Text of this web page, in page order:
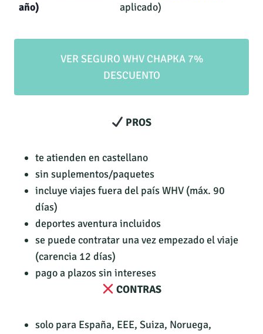
año)
aplicado)
VER SEGURO WHV CHAPKA 7%
DESCUENTO
PROS
te atienden en castellano
sin suplementos/paquetes
incluye viajes fuera del país WHV (máx. 90
días)
deportes aventura incluidos
se puede contratar una vez empezado el viaje
(carencia 12 días)
pago a plazos sin intereses
CONTRAS
solo para España, EEE, Suiza, Noruega,